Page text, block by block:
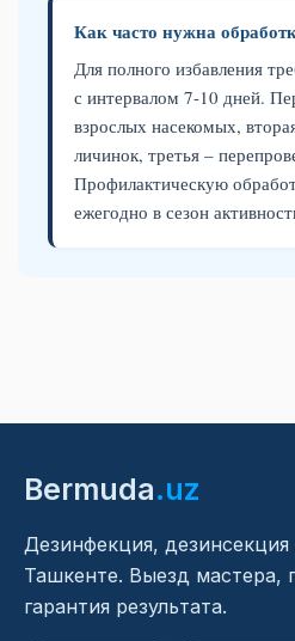
Как часто нужна
Для полного избавления
с интервалом 7-10 дней.
взрослых насекомых,
личинок, третья –
Профилактическую
ежегодно в сезон
Bermuda.uz
Дезинфекция,
Ташкенте. Выезд мастера,
гарантия результата.